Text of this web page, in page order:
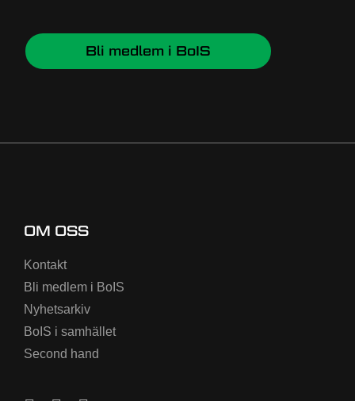
Bli medlem i BoIS
OM OSS
Kontakt
Bli medlem i BoIS
Nyhetsarkiv
BoIS i samhället
Second hand